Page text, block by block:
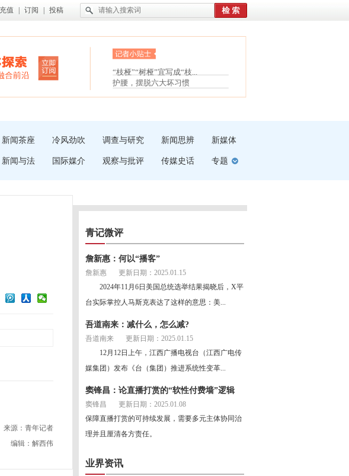
充值 订阅 投稿
眼白变红或是结膜下出血
“枝桠”“树桠”宜写成“枝...
夏天缓解疲劳有三招
护腰，摆脱六大坏习惯
受伤了冰敷还是热敷
新闻茶座 冷风劲吹 调查与研究 新闻思辨 新媒体
新闻与法 国际媒介 观察与批评 传媒史话 专题
来源：青年记者
编辑：解西伟
青记微评
詹新惠：何以“播客”
詹新惠
更新日期：2025.01.15
2024年11月6日美国总统选举结果揭晓后，X平
台实际掌控人马斯克表达了这样的意思：美...
吾道南来：减什么，怎么减?
吾道南来
更新日期：2025.01.15
12月12日上午，江西广播电视台（江西广电传
媒集团）发布《台（集团）推进系统性变革...
窦锋昌：论直播打赏的“软性付费墙”逻辑
窦锋昌
更新日期：2025.01.08
保障直播打赏的可持续发展，需要多元主体协同治
理并且厘清各方责任。
业界资讯